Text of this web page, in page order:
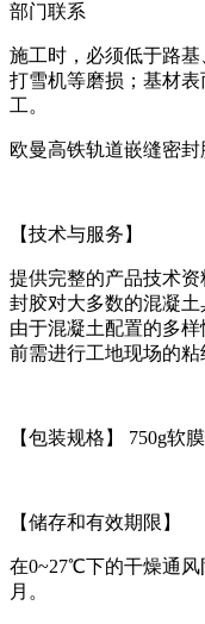
部门联系
施工时，必须低于路
打雪机等磨损；基材
工。
欧曼高铁轨道嵌缝密封
【技术与服务】
提供完整的产品技术
封胶对大多数的混凝
由于混凝土配置的多
前需进行工地现场的粘
【包装规格】 750g软膜
【储存和有效期限】
在0~27℃下的干燥通风
月。